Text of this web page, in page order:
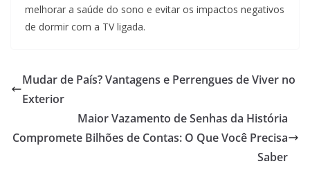
melhorar a saúde do sono e evitar os impactos negativos
de dormir com a TV ligada.
Mudar de País? Vantagens e Perrengues de Viver no
Exterior
Maior Vazamento de Senhas da História
Compromete Bilhões de Contas: O Que Você Precisa
Saber